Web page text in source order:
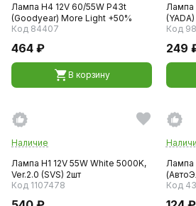
Лампа H4 12V 60/55W P43t
(Goodyear) More Light +50%
Код 84407
464 ₽
В корзину
Лампа
Код
249
Наличие
Лампа H1 12V 55W White 5000K,
Ver.2.0 (SVS) 2шт
Код 1107478
Лампа
Код